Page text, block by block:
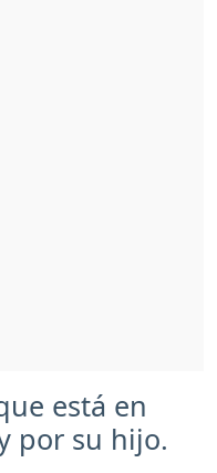
está en
por su hijo.